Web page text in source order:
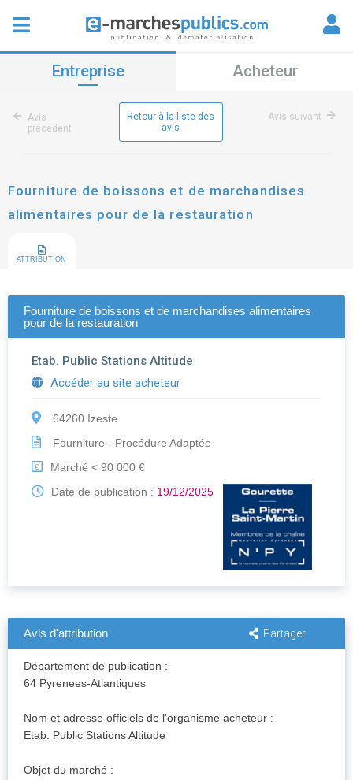
Entreprise Acheteur
Avis
précédent
Retour à la liste des
avis
Avis suivant
Fourniture de boissons et de marchandises
alimentaires pour de la restauration
ATTRIBUTION
Fourniture de boissons et de marchandises alimentaires
pour de la restauration
Etab. Public Stations Altitude
Accéder au site acheteur
64260 Izeste
Fourniture - Procédure Adaptée
€
Marché < 90 000 €
Date de publication : 19/12/2025
Avis d'attribution Partager
Département de publication :
64 Pyrenees-Atlantiques
Nom et adresse officiels de l'organisme acheteur :
Etab. Public Stations Altitude
Objet du marché :